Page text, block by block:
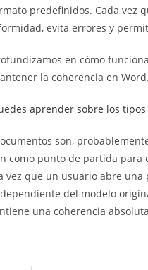
predefinidos. Cada vez
evita errores y
en cómo
la coherencia en Word.
aprender sobre los
son,
como punto de partida
vez que un usuario abre
del modelo
una coherencia